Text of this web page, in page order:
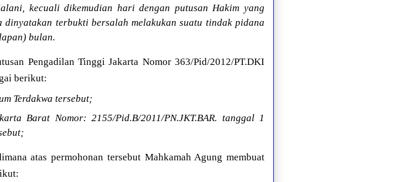
kecuali dikemudian hari dengan putusan Hakim yang
dinyatakan terbukti bersalah melakukan suatu tindak pidana
bulan.
Pengadilan Tinggi Jakarta Nomor 363/Pid/2012/PT.DKI
berikut:
Terdakwa tersebut;
Barat Nomor: 2155/Pid.B/2011/PN.JKT.BAR. tanggal 1
atas permohonan tersebut Mahkamah Agung membuat